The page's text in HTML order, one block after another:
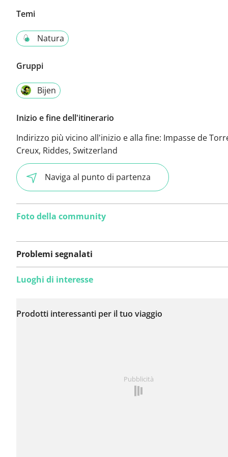
Temi
Natura
Gruppi
Bijen
Inizio e fine dell'itinerario
Indirizzo più vicino all'inizio e alla fine: Impasse de
Creux, Riddes, Switzerland
Naviga al punto di partenza
Foto della community
Problemi segnalati
segnalati problemi su
Luoghi di interesse
Prodotti interessanti per il tuo viaggio
Pubblicità